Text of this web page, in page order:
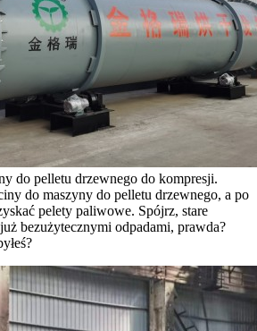
do pelletu drzewnego do kompresji.
do maszyny do pelletu drzewnego, a po
pelety paliwowe. Spójrz, stare
bezużytecznymi odpadami, prawda?